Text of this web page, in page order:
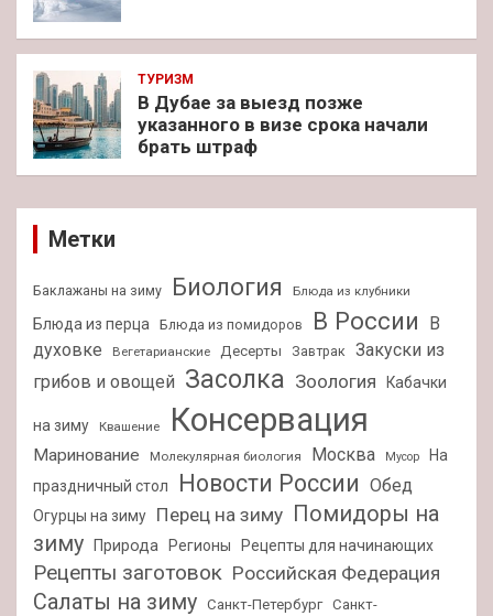
ТУРИЗМ
В Дубае за выезд позже
указанного в визе срока начали
брать штраф
Метки
Баклажаны на зиму Биология Блюда из клубники
Блюда из перца Блюда из помидоров В России
В
духовке
Вегетарианские Десерты Завтрак
Закуски из
грибов и овощей Засолка Зоология Кабачки
на зиму Квашение Консервация
Маринование Молекулярная биология Москва Мусор
На
праздничный стол
Новости России Обед
Огурцы на зиму Перец на зиму Помидоры на
зиму
Природа Регионы Рецепты для начинающих
Рецепты заготовок Российская Федерация
Салаты на зиму Санкт-Петербург Санкт-